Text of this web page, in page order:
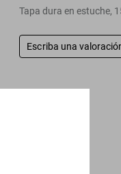
Tapa dura en estuche,
Escriba una